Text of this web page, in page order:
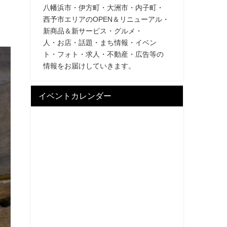
八幡浜市・伊方町・大洲市・内子町・
西予市エリアのOPEN＆リニューアル・
新商品＆新サービス・グルメ・
人・お店・話題・まち情報・イベン
ト・フォト・求人・不動産・広告等の
情報をお届けしていきます。
イベントカレンダー